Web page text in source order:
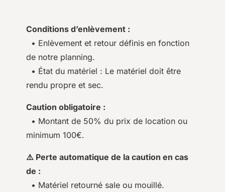
Conditions d’enlèvement :
• Enlèvement et retour définis en fonction
de notre planning.
• État du matériel : Le matériel doit être
rendu propre et sec.
Caution obligatoire :
• Montant de 50% du prix de location ou
minimum 100€.
⚠️ Perte automatique de la caution en cas
de :
• Matériel retourné sale ou mouillé.